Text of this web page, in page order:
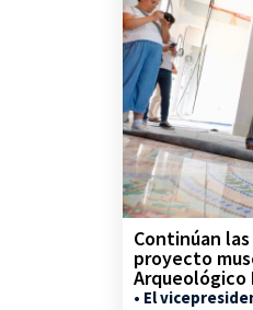
Continúan
proyecto
Arqueológico
• El